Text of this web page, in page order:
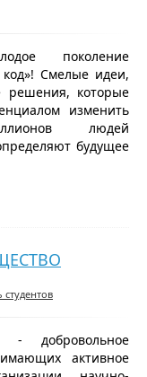
поколение
код»! Смелые идеи,
решения, которые
изменить
людей
будущее
студентов
- добровольное
активное